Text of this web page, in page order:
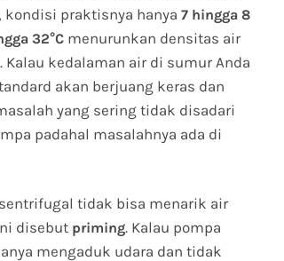
kondisi praktisnya hanya 7 hingga 8
32°C menurunkan densitas air
kedalaman air di sumur Anda
akan berjuang keras dan
yang sering tidak disadari
padahal masalahnya ada di
tidak bisa menarik air
disebut priming. Kalau pompa
mengaduk udara dan tidak